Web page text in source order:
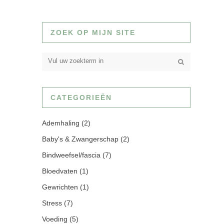
ZOEK OP MIJN SITE
CATEGORIEËN
Ademhaling (2)
Baby's & Zwangerschap (2)
Bindweefsel/fascia (7)
Bloedvaten (1)
Gewrichten (1)
Stress (7)
Voeding (5)